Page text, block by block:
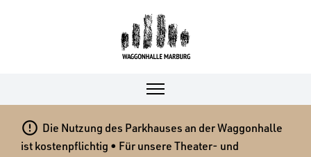
 Die Nutzung des Parkhauses an der Waggonhalle
ist kostenpflichtig • Für unsere Theater- und